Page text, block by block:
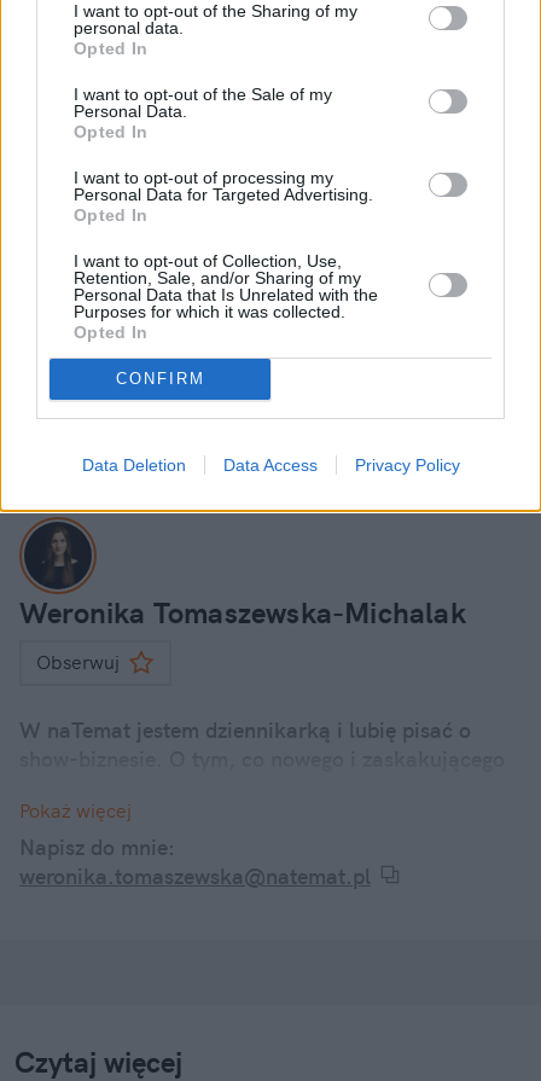
I want to opt-out of the Sharing of my
personal data.
Opted In
I want to opt-out of the Sale of my
Personal Data.
Opted In
I want to opt-out of processing my
Personal Data for Targeted Advertising.
Opted In
I want to opt-out of Collection, Use,
Retention, Sale, and/or Sharing of my
Personal Data that Is Unrelated with the
Purposes for which it was collected.
Opted In
CONFIRM
Data Deletion Data Access Privacy Policy
zalecenia od specjalistów. Warto wszystkie "za" i
"przeciw" brać pod uwagę, kupując dzbanek
filtrujący.
Nie przegap żadnej ważnej wiadomości i
obserwuj nas w Google News!
Więcej:
Lifestyle Dom Jedzenie popularne
Weronika Tomaszewska-Michalak
Obserwuj
W naTemat jestem dziennikarką i lubię pisać o
Internetowe dramy, kontrowersyjne wypowiedzi, a
także ciekawostki z życia codziennego znanych
twarzy – śledzę je wszystkie i informuję o nich w
Pokaż więcej
Napisz do mnie:
weronika.tomaszewska@natemat.pl
Czytaj więcej